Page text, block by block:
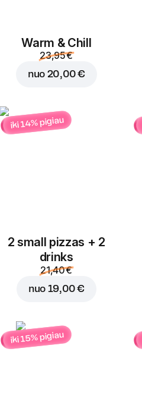
Warm & Chill
23,95 €
nuo 20,00 €
iki 14% pigiau
2 small pizzas + 2
drinks
21,40 €
nuo 19,00 €
iki 15% pigiau